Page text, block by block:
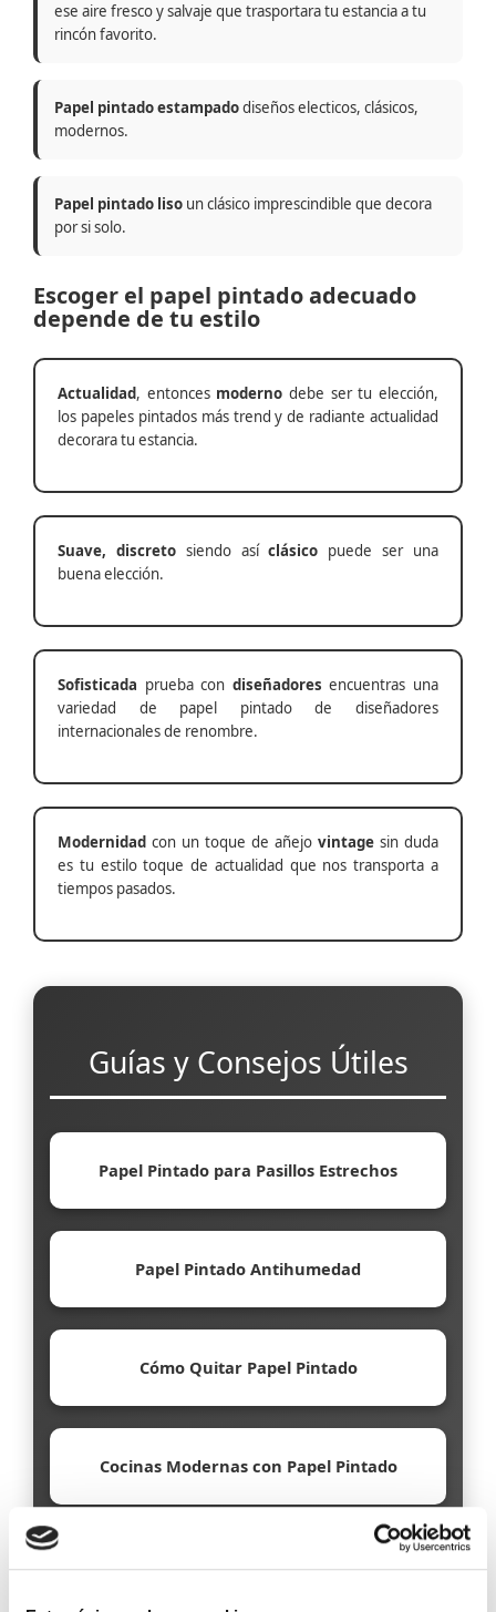
ese aire fresco y salvaje que trasportara tu estancia a tu
rincón favorito.
Papel pintado estampadodiseños electicos, clásicos,
modernos.
Papel pintado liso un clásico imprescindible que decora
por si solo.
Escoger el papel pintado adecuado
depende de tu estilo
Actualidad, entonces moderno debe ser tu elección,
los papeles pintados más trend y de radiante actualidad
decorara tu estancia.
Suave, discretosiendo asíclásico puede ser una
buena elección.
Sofisticada prueba con diseñadores encuentras una
variedad de papel pintado de diseñadores
internacionales de renombre.
Modernidad con un toque de añejo vintage sin duda
es tu estilo toque de actualidad que nos transporta a
tiempos pasados.
Guías y Consejos Útiles
Papel Pintado para Pasillos Estrechos
Papel Pintado Antihumedad
Cómo Quitar Papel Pintado
Cocinas Modernas con Papel Pintado
Papel Pintado Ecológico